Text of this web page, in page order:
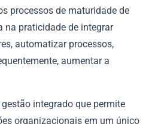
processos de maturidade de
na praticidade de integrar
automatizar processos,
aumentar a
integrado que permite
organizacionais em um único